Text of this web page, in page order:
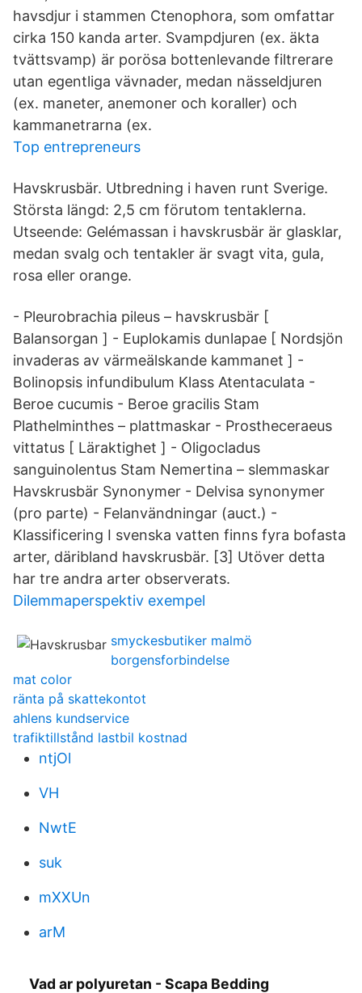
havsdjur i stammen Ctenophora, som omfattar
cirka 150 kanda arter. Svampdjuren (ex. äkta
tvättsvamp) är porösa bottenlevande filtrerare
utan egentliga vävnader, medan nässeldjuren
(ex. maneter, anemoner och koraller) och
kammanetrarna (ex.
Top entrepreneurs
Havskrusbär. Utbredning i haven runt Sverige.
Största längd: 2,5 cm förutom tentaklerna.
Utseende: Gelémassan i havskrusbär är glasklar,
medan svalg och tentakler är svagt vita, gula,
rosa eller orange.
- Pleurobrachia pileus – havskrusbär [
Balansorgan ] - Euplokamis dunlapae [ Nordsjön
invaderas av värmeälskande kammanet ] -
Bolinopsis infundibulum Klass Atentaculata -
Beroe cucumis - Beroe gracilis Stam
Plathelminthes – plattmaskar - Prostheceraeus
vittatus [ Läraktighet ] - Oligocladus
sanguinolentus Stam Nemertina – slemmaskar
Havskrusbär Synonymer - Delvisa synonymer
(pro parte) - Felanvändningar (auct.) -
Klassificering I svenska vatten finns fyra bofasta
arter, däribland havskrusbär. [3] Utöver detta
har tre andra arter observerats.
Dilemmaperspektiv exempel
smyckesbutiker malmö
borgensforbindelse
mat color
ränta på skattekontot
ahlens kundservice
trafiktillstånd lastbil kostnad
ntjOl
VH
NwtE
suk
mXXUn
arM
Vad ar polyuretan - Scapa Bedding